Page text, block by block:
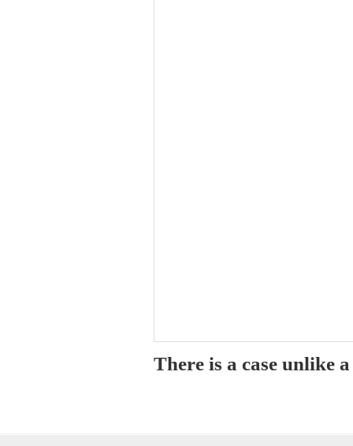
There is a case unlike